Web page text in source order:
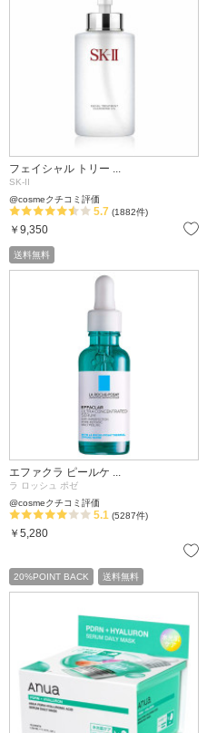
フェイシャル トリー ...
SK-II
@cosmeクチコミ評価
5.7 (1882件)
￥9,350
送料無料
エファクラ ピールケ ...
ラ ロッシュ ポゼ
@cosmeクチコミ評価
5.1 (5287件)
￥5,280
20%POINT BACK 送料無料